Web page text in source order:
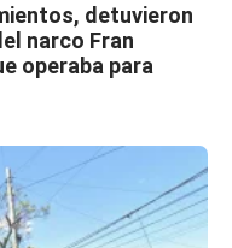
detuvieron
narco Fran
operaba para